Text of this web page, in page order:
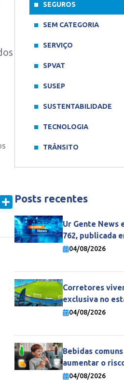
Email Share
SEGUROS
SEM CATEGORIA
SERVIÇO
SPVAT
SUSEP
SUSTENTABILIDADE
TECNOLOGIA
TRÂNSITO
Posts recentes
Ur Gente News
762, publicada
04/08/2026
Corretores
exclusiva no
fortalecem
04/08/2026
Bebidas
aumentar o
vida adulta
04/08/2026